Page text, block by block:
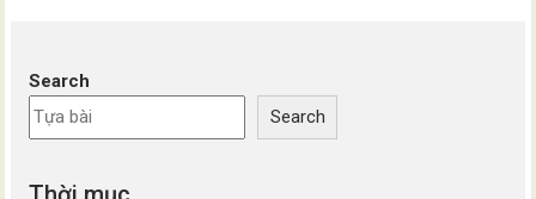
Search
Search